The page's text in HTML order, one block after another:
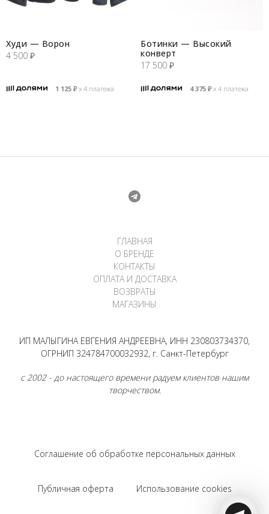
Худи — Ворон
4 500 ₽
1 125 ₽х 4 платежа
Ботинки — Высокий
конверт
17 500 ₽
4 375 ₽х 4 платежа
ГЛАВНАЯ
О БРЕНДЕ
КОНТАКТЫ
ОПЛАТА И ДОСТАВКА
ВОЗВРАТЫ
МАГАЗИНЫ
ИП МАЛЫГИНА ЕВГЕНИЯ АНДРЕЕВНА, ИНН 230803734370,
ОГРНИП 324784700032932, г. Санкт-Петербург
с 2002 - до настоящего времени радуем клиентов нашим
творчеством.
Соглашение об обработке персональных данных
Публичная оферта Использование cookies